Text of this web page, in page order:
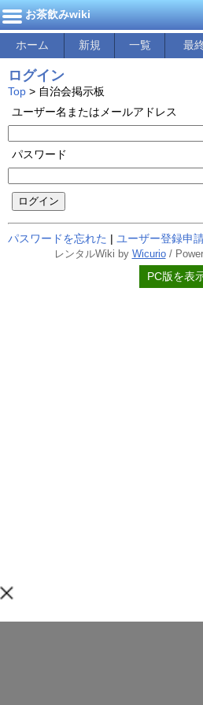
お茶飲みwiki
ホーム 新規 一覧 最
ログイン
Top > 自治会掲示板
ユーザー名またはメールアドレス
パスワード
ログイン
パスワードを忘れた | ユーザー登録申
レンタルWiki by Wicurio/
PC版を表